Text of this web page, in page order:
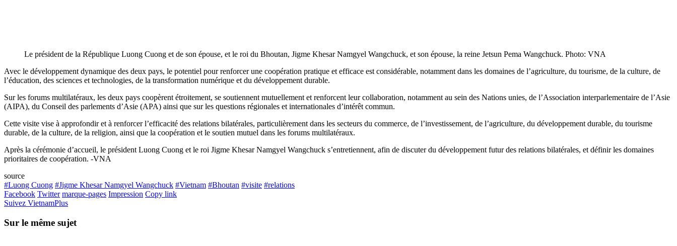
Le président de la République Luong Cuong et de son épouse, et le roi du Bhoutan, Jigme Khesar Namgyel Wangchuck, et son épouse, la reine Jetsun Pema Wangchuck. Photo: VNA
Avec le développement dynamique des deux pays, le potentiel pour renforcer une coopération pratique et efficace est considérable, notamment dans les domaines de l’agriculture, du tourisme, de la culture, de
l’éducation, des sciences et technologies, de la transformation numérique et du développement durable.
Sur les forums multilatéraux, les deux pays coopèrent étroitement, se soutiennent mutuellement et renforcent leur collaboration, notamment au sein des Nations unies, de l’Association interparlementaire de l’Asie
(AIPA), du Conseil des parlements d’Asie (APA) ainsi que sur les questions régionales et internationales d’intérêt commun.
Cette visite vise à approfondir et à renforcer l’efficacité des relations bilatérales, particulièrement dans les secteurs du commerce, de l’investissement, de l’agriculture, du développement durable, du tourisme
durable, de la culture, de la religion, ainsi que la coopération et le soutien mutuel dans les forums multilatéraux.
Après la cérémonie d’accueil, le président Luong Cuong et le roi Jigme Khesar Namgyel Wangchuck s’entretiennent, afin de discuter du développement futur des relations bilatérales, et définir les domaines
prioritaires de coopération. -VNA
source
#Luong Cuong #Jigme Khesar Namgyel Wangchuck #Vietnam #Bhoutan #visite #relations
Facebook Twitter marque-pages Impression Copy link
Suivez VietnamPlus
Sur le même sujet